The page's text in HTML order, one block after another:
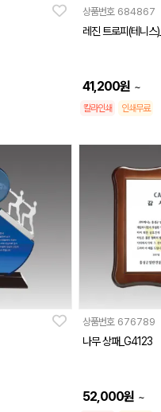
상품번호 684867
레진 트로피(테니
41,200원 ~
칼라인쇄 인쇄무료
상품번호 676789
나무 상패_G4123
52,000원 ~